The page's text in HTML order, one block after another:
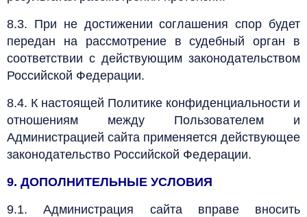
8.3. При не достижении соглашения спор будет
передан на рассмотрение в судебный орган в
соответствии с действующим законодательством
Российской Федерации.
8.4. К настоящей Политике конфиденциальности и
отношениям между Пользователем и
Администрацией сайта применяется действующее
законодательство Российской Федерации.
9. ДОПОЛНИТЕЛЬНЫЕ УСЛОВИЯ
9.1. Администрация сайта вправе вносить